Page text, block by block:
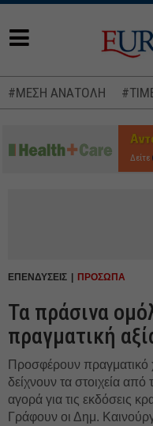
#ΜΕΣΗ ΑΝΑΤΟΛΗ
Δείτε
ΕΠΕΝΔΥΣΕΙΣ ΠΡΟΣΩΠΑ
Τα πράσινα
πραγματική
Προσφέρουν πραγματικό
δείχνουν τα στοιχεία
αγορά για τις εκδόσεις
Γράφουν οι Δημ.